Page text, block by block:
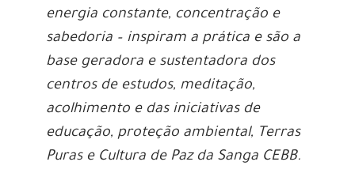
energia constante, concentração e
sabedoria – inspiram a prática e são a
base geradora e sustentadora dos
centros de estudos, meditação,
acolhimento e das iniciativas de
educação, proteção ambiental, Terras
Puras e Cultura de Paz da Sanga CEBB.